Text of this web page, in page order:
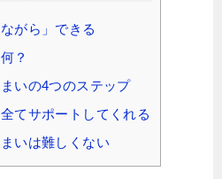
がら」できる
？
いの4つのステップ
てサポートしてくれる
いは難しくない